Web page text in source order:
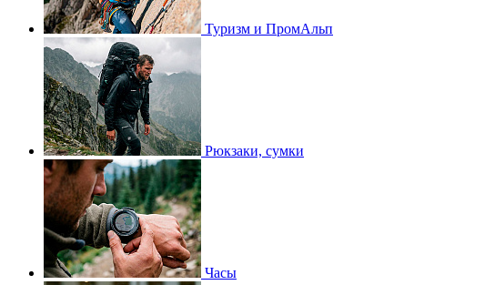
Туризм и ПромАльп
Рюкзаки, сумки
Часы